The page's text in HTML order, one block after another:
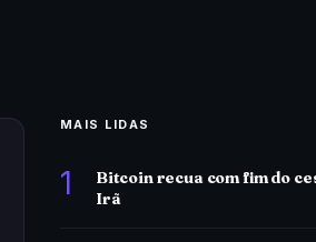
MAIS LIDAS
1
Bitcoin recua com fim do
Irã